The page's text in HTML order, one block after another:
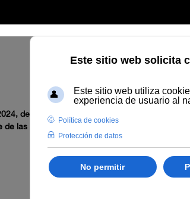
de la Secretaría Generalde la Universidad
de las distintas Sedes y la declaración del